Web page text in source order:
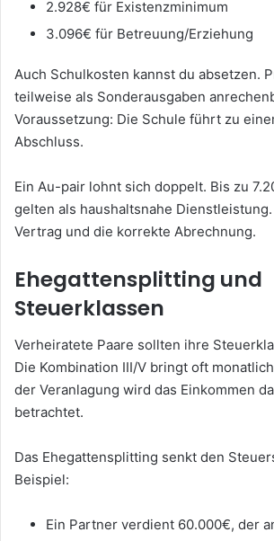
2.928€ für Existenzminimum
3.096€ für Betreuung/Erziehung
Auch Schulkosten kannst du absetzen.
teilweise als Sonderausgaben
Voraussetzung: Die Schule führt zu
Abschluss.
Ein Au-pair lohnt sich doppelt. Bis zu
gelten als haushaltsnahe
Vertrag und die korrekte Abrechnung.
Ehegattensplitting und
Steuerklassen
Verheiratete Paare sollten ihre
Die Kombination III/V bringt oft
der Veranlagung wird das Einkommen
betrachtet.
Das Ehegattensplitting senkt den
Beispiel:
Ein Partner verdient 60.000€, der